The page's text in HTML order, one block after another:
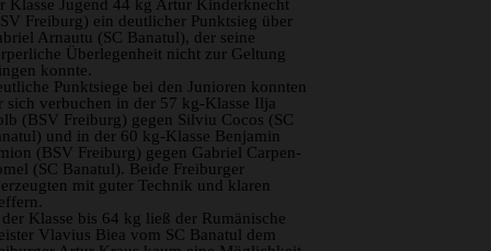
Klasse Jugend 44 kg Artur Kinderknecht
Freiburg) ein deutlicher Punktsieg über
Arnautu (SC Banatul), der seine
Überlegenheit nicht zur Geltung
konnte.
Punktsiege bei den Junioren konnten
sich verbuchen in der 57 kg-Klasse Ilja
(BSV Freiburg) gegen Silviu Cocos (SC
und in der 60 kg-Klasse Benjamin
(BSV Freiburg) gegen Gabriel Carpen-
(SC Banatul). Beide Freiburger
mit guter Technik und klaren
Klasse bis 64 kg ließ der Rumänische
Vlavius Biea vom SC Banatul dem